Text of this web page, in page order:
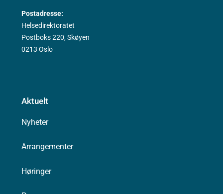
Postadresse:
Helsedirektoratet
Postboks 220, Skøyen
0213 Oslo
Aktuelt
Nyheter
Arrangementer
Høringer